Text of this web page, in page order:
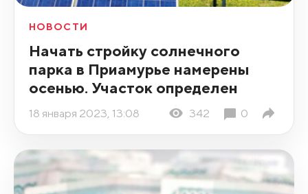
НОВОСТИ
Начать стройку солнечного
парка в Приамурье намерены
осенью. Участок определен
18 января 2023, 13:08 342 0